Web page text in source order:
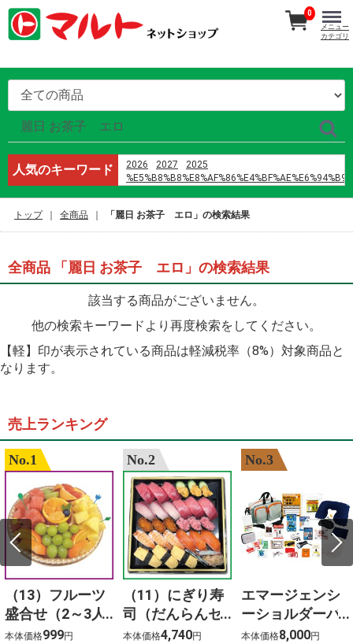
人気のキーワード 2026 2027
2025
%E5%B8%B8%E8%AF%86%E4%BF%AE%E6%94%B9
h%E6%96%87 %E4%B8%8D3p
%D9%85%D8%A7%D9%86%D9%87%D9%88%D8%A7
%D8%A7%D9%84%D9%86%D8%B5%D9%84
%D8%A7%D9%84%D9%81%D8%B5%D9%84 42
オードブル
2024
%E8%A3%8F%E8%A1%A8
%E8%91%89%E9%85%B8
%E6%A5%BD%E5%BF%83
%E8%B0%B7%E4%B8%8A
%E4%BA%88%E7%B4%84
%E3%83%A1%E3%83%B3%E3%82%BA
%E3%82%A2%E3%83%83%E3%83%91%E3%83%BC
%E3%82%B5 %E3%83%B3 %E3%83%A9
%E3%82%A4 %E3%82%BA %E5%87%BA
%E9%9B%B2%E3%80%80%E6%96%99%E9%87%91
%E3%81%8B%E3%81%A4%E3%81%BE%E3%82%93
0
メニュー
カテゴリ
トップ 全商品 「麗日 お茶子 エロ」の検索結果
全商品 「麗日 お茶子 エロ」の検索結果
該当する商品がございません。
他の検索キーワードより再度検索をしてください。
【軽】印が表示されている商品は軽減税率（8%）対象商品と
なります。
売上ランキング
No.1
（13）フルーツ
盛合せ（2～3人
前）
本体価格999円
No.2
（11）にぎり寿
司（だんらんセ
ット）3人前
本体価格4,740円
No.3
エマージェンシ
ーショルダーバ
ッグ24点セット
本体価格8,000円